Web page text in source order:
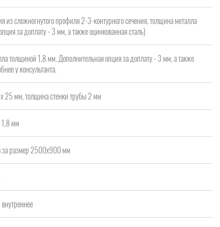
из сложногнутого профиля 2-3-контурного сечения, толщина металла
за доплату - 3 мм, а также оцинкованная сталь)
толщиной 1,8 мм. Дополнительная опция за доплату - 3 мм, а также
у консультанта.
25 мм, толщина стенки трубы 2 мм
1,8 мм
за размер 2500x900 мм